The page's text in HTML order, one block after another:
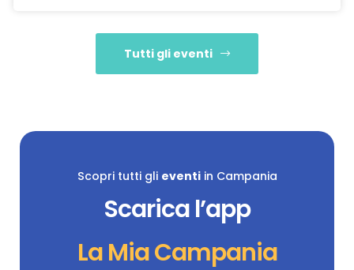
Tutti gli eventi
Scopri tutti gli eventiin Campania
Scarica l’app
La Mia Campania